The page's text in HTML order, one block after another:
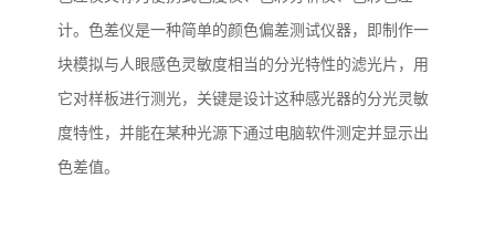
计。色差仪是一种简单的颜色偏差测试仪器，即制作一
块模拟与人眼感色灵敏度相当的分光特性的滤光片，用
它对样板进行测光，关键是设计这种感光器的分光灵敏
度特性，并能在某种光源下通过电脑软件测定并显示出
色差值。